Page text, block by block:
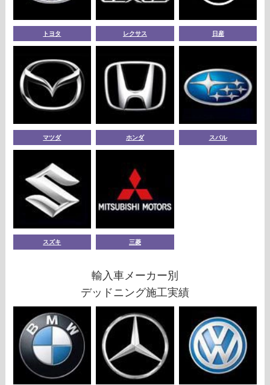
トヨタ レクサス 日産
マツダ ホンダ スバル
スズキ 三菱
輸入車メーカー別
デッドニング施工実績